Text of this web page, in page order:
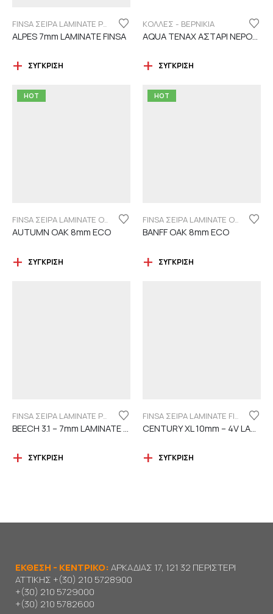
FINSA ΣΕΙΡΑ LAMINATE PUREFLOOR 7MM
ALPES 7mm LAMINATE FINSA
ΣΎΓΚΡΙΣΗ
ΚΟΛΛΕΣ - ΒΕΡΝΙΚΙΑ
AQUA TENAX ΑΣΤΑΡΙ ΝΕΡΟΥ 2 ΣΥΣΤΑΤΙΚΩΝ
ΣΎΓΚΡΙΣΗ
HOT
FINSA ΣΕΙΡΑ LAMINATE ORIGINAL "ECO LABEL"
AUTUMN OAK 8mm ECO
ΣΎΓΚΡΙΣΗ
HOT
FINSA ΣΕΙΡΑ LAMINATE ORIGINAL "ECO LABEL"
BANFF OAK 8mm ECO
ΣΎΓΚΡΙΣΗ
ΣΎΓΚΡΙΣΗ ΣΎΓΚΡΙΣΗ
ΕΚΘΕΣΗ - ΚΕΝΤΡΙΚΟ:ΑΡΚΑΔΙΑΣ 17, 121 32 ΠΕΡΙΣΤΕΡΙ
ΑΤΤΙΚΗΣ +(30) 210 5728900
+(30) 210 5729000
+(30) 210 5782600